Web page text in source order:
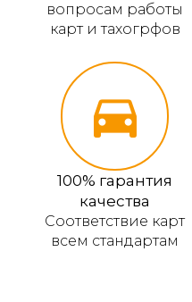
вопросам работы
карт и тахогрфов
100% гарантия
качества
Соответствие карт
всем стандартам